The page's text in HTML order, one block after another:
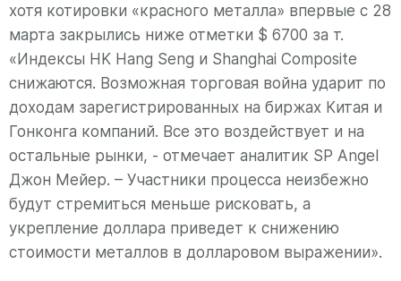
хотя котировки «красного металла» впервые с 28
марта закрылись ниже отметки $ 6700 за т.
«Индексы HK Hang Seng и Shanghai Composite
снижаются. Возможная торговая война ударит по
доходам зарегистрированных на биржах Китая и
Гонконга компаний. Все это воздействует и на
остальные рынки, - отмечает аналитик SP Angel
Джон Мейер. – Участники процесса неизбежно
будут стремиться меньше рисковать, а
укрепление доллара приведет к снижению
стоимости металлов в долларовом выражении».